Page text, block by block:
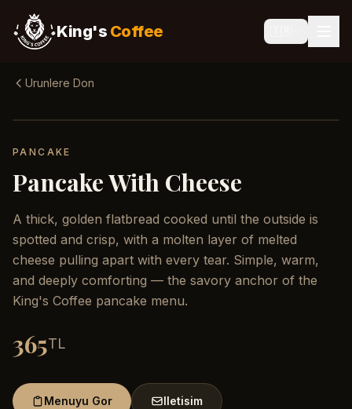
King's Coffee
Urunlere Don
PANCAKE
Pancake With Cheese
A thick, golden flatbread cooked until the outside is
spotted and crisp, with a molten layer of melted
cheese pulling apart with every tear. Simple, warm,
and deeply comforting — the savory anchor of the
King's Coffee pancake menu.
365TL
Menuyu Gor Iletisim